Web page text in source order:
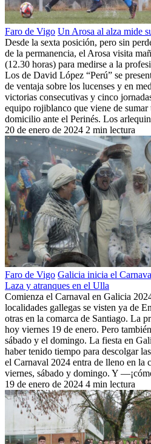
Faro de Vigo Un Arosa al alza mide
Desde la sexta posición, pero sin
de la permanencia, el Arosa visita
(12.30 horas) para medirse a la
Los de David López “Perú” se
de ventaja sobre los lucenses y en
victorias consecutivas y cinco
equipo rojiblanco que viene de sumar
domicilio ante el Perinés. Los
20 de enero de 2024 2 min lectura
Faro de Vigo Galicia inicia el
Laza y atranques en el Ulla
Comienza el Carnaval en Galicia
localidades gallegas se visten ya de
otras en la comarca de Santiago. La
hoy viernes 19 de enero. Pero
sábado y el domingo. La fiesta en
haber tenido tiempo para descolgar
el Carnaval 2024 entra de lleno en la
viernes, sábado y domingo. Y
19 de enero de 2024 4 min lectura